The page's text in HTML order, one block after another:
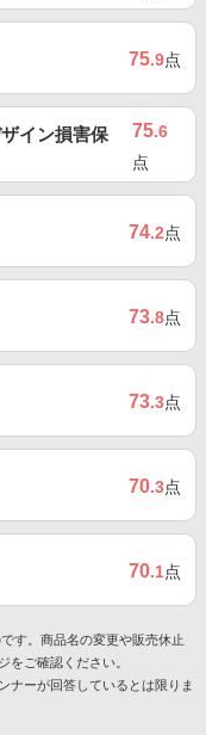
75.9点
イン損害保
75.6
点
74.2点
73.8点
73.3点
70.3点
70.1点
す。商品名の変更や販売休止
をご確認ください。
ナーが回答しているとは限りま